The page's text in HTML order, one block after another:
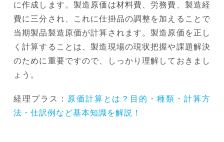
に作成します。製造原価は材料費、労務費、製造経
費に三分され、これに仕掛品の調整を加えることで
当期製品製造原価が計算されます。製造原価を正し
く計算することは、製造現場の現状把握や課題解決
のために重要ですので、しっかり理解しておきまし
ょう。
経理プラス：
原価計算とは？目的・種類・計算方
法・仕訳例など基本知識を解説！